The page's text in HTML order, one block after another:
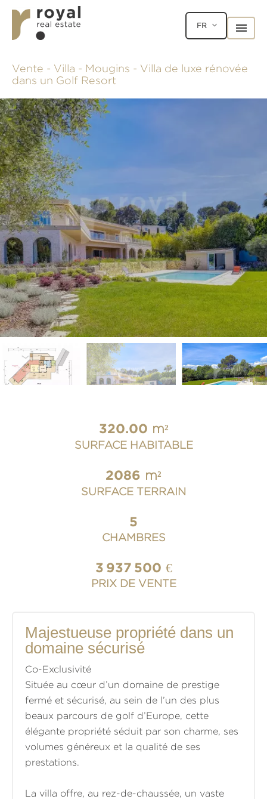
FR
Vente - Villa - Mougins - Villa de luxe rénovée
dans un Golf Resort
320.00 m²
SURFACE HABITABLE
2086 m²
SURFACE TERRAIN
5
CHAMBRES
3 937 500 €
PRIX DE VENTE
Majestueuse propriété dans un
domaine sécurisé
Co-Exclusivité
Située au cœur d’un domaine de prestige
fermé et sécurisé, au sein de l’un des plus
beaux parcours de golf d’Europe, cette
élégante propriété séduit par son charme, ses
volumes généreux et la qualité de ses
prestations.
La villa offre, au rez-de-chaussée, un vaste